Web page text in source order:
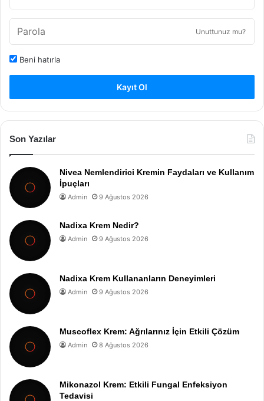
Unuttunuz mu?
Beni hatırla
Kayıt Ol
Son Yazılar
Nivea Nemlendirici Kremin Faydaları ve Kullanım
İpuçları
Admin 9 Ağustos 2026
Nadixa Krem Nedir?
Admin 9 Ağustos 2026
Nadixa Krem Kullananların Deneyimleri
Admin 9 Ağustos 2026
Muscoflex Krem: Ağrılarınız İçin Etkili Çözüm
Admin 8 Ağustos 2026
Mikonazol Krem: Etkili Fungal Enfeksiyon
Tedavisi